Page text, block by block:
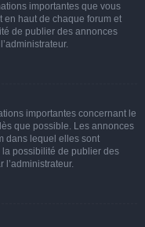
importantes que vous
haut de chaque forum et
de publier des annonces
importantes concernant le
que possible. Les annonces
dans lequel elles sont
possibilité de publier des